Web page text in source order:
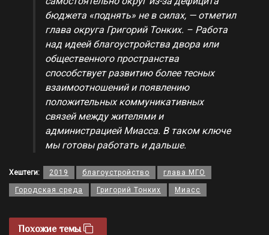
бюджета «поднять» не в силах, — отметил
глава округа Григорий Тонких. – Работа
над идеей благоустройства двора или
общественного пространства
способствует развитию более тесных
взаимоотношений и появлению
положительных коммуникативных
связей между жителями и
администрацией Миасса. В таком ключе
мы готовы работать и дальше.
Хештеги: 2019 благоустройство глава МГО
Городская среда Григорий Тонких Миасс
Похожие темы